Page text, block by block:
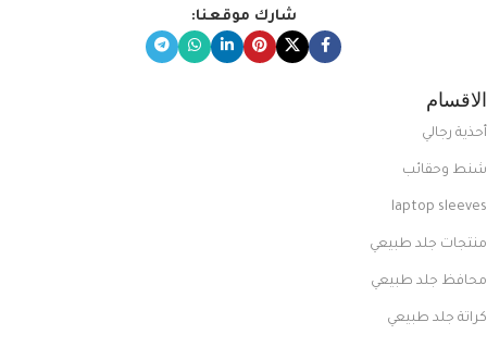
شارك موقعنا:
الاقسام
أحذية رجالي
شنط وحقائب
laptop sleeves
منتجات جلد طبيعي
محافظ جلد طبيعي
كراتة جلد طبيعي